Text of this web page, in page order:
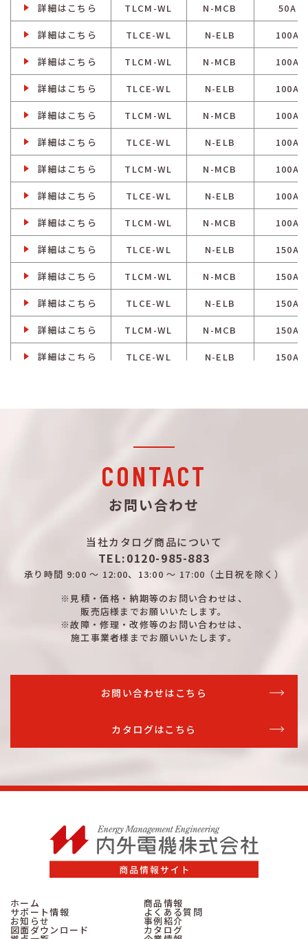
詳細はこちら TLCM-WL N-MCB 50A
詳細はこちら TLCE-WL N-ELB 100A
詳細はこちら TLCM-WL N-MCB 100A
詳細はこちら TLCE-WL N-ELB 100A
詳細はこちら TLCM-WL N-MCB 100A
詳細はこちら TLCE-WL N-ELB 100A
詳細はこちら TLCM-WL N-MCB 100A
詳細はこちら TLCE-WL N-ELB 100A
詳細はこちら TLCM-WL N-MCB 100A
詳細はこちら TLCE-WL N-ELB 150A
詳細はこちら TLCM-WL N-MCB 150A
詳細はこちら TLCE-WL N-ELB 150A
詳細はこちら TLCM-WL N-MCB 150A
詳細はこちら TLCE-WL N-ELB 150A
詳細はこちら TLCE-WL N-ELB 150A
TLCM-WL
詳細はこちら TLCM-WL N-MCB
詳細はこちら TLCE-WL N-ELB 200A
詳細はこちら TLCM-WL N-MCB
詳細はこちら TLCE-WL N-ELB
詳細はこちら TLCE-WL N-ELB 250A
TLCE-WL 250A
詳細はこちら TLCE-WL N-ELB 250A
詳細はこちら TLCE-WL N-ELB
TLCM-WL
CONTACT
お問い合わせ
当社カタログ商品について
TEL:0120-985-883
承り時間 9:00 ～ 12:00、13:00 ～ 17:00 （土日祝を除く）
※見積・価格・納期等のお問い合わせは、
販売店様までお願いいたします。
※故障・修理・改修等のお問い合わせは、
施工事業者様までお願いいたします。
お問い合わせはこちら
カタログはこちら
ホーム 商品情報
サポート情報 よくある質問
お知らせ 事例紹介
図面ダウンロード カタログ